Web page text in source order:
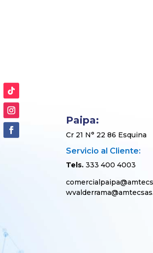
Paipa:
Cr 21 N° 22 86 Esquina
Servicio al Cliente:
Tels. 333 400 4003